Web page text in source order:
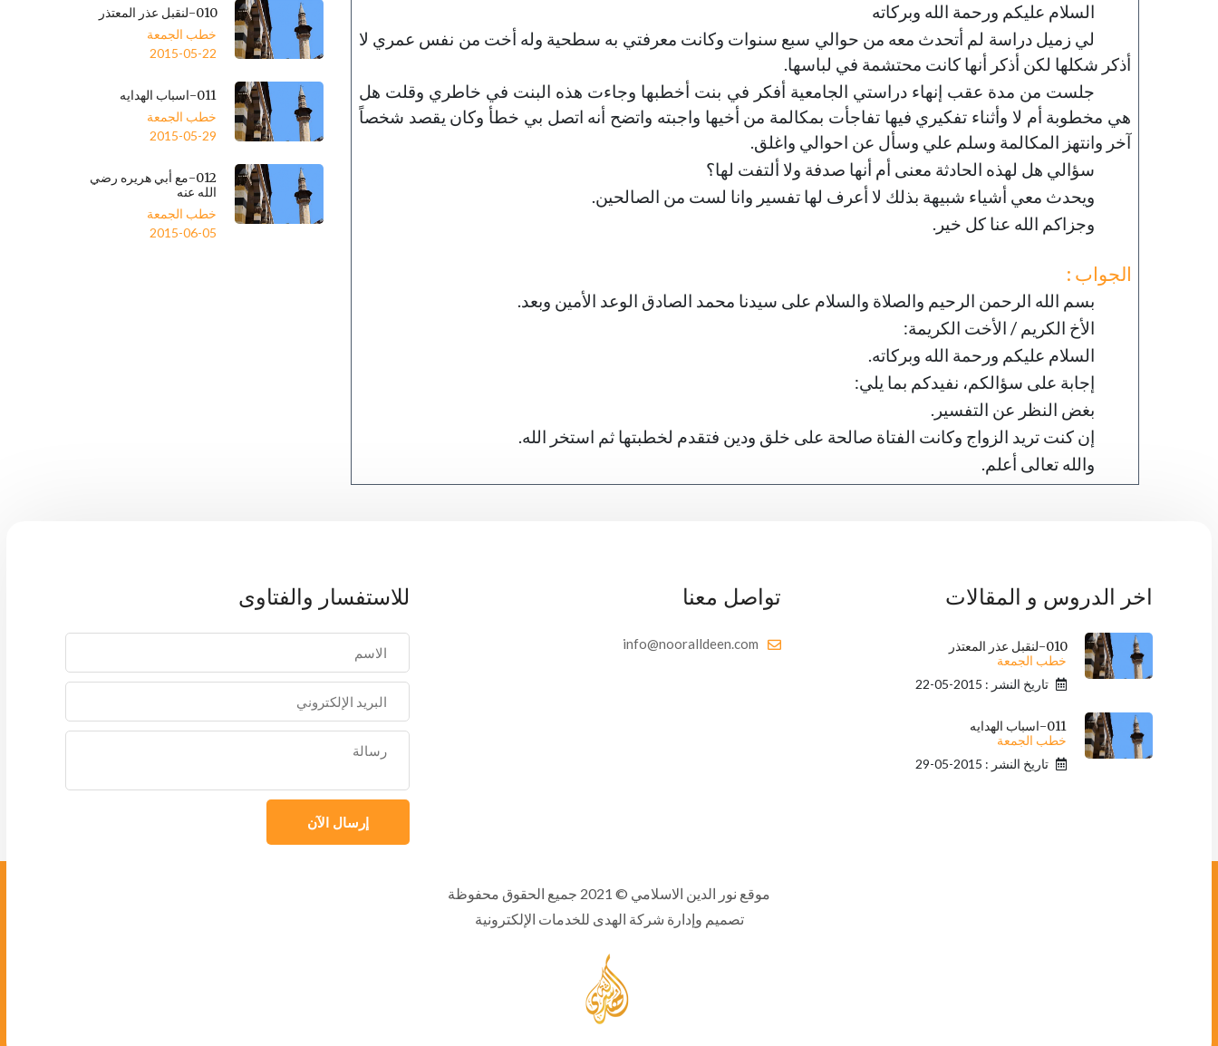
السلام عليكم ورحمة الله وبركاته
لي زميل دراسة لم أتحدث معه من حوالي سبع سنوات وكانت معرفتي به سطحية وله أخت من نفس عمري لا
أذكر شكلها لكن أذكر أنها كانت محتشمة في لباسها.
جلست من مدة عقب إنهاء دراستي الجامعية أفكر في بنت أخطبها وجاءت هذه البنت في خاطري وقلت هل
هي مخطوبة أم لا وأثناء تفكيري فيها تفاجأت بمكالمة من أخيها واجبته واتضح أنه اتصل بي خطأ وكان يقصد شخصاً
آخر وانتهز المكالمة وسلم علي وسأل عن احوالي واغلق.
سؤالي هل لهذه الحادثة معنى أم أنها صدفة ولا ألتفت لها؟
ويحدث معي أشياء شبيهة بذلك لا أعرف لها تفسير وانا لست من الصالحين.
وجزاكم الله عنا كل خير.
الجواب :
بسم الله الرحمن الرحيم والصلاة والسلام على سيدنا محمد الصادق الوعد الأمين وبعد.
الأخ الكريم / الأخت الكريمة:
السلام عليكم ورحمة الله وبركاته.
إجابة على سؤالكم، نفيدكم بما يلي:
بغض النظر عن التفسير.
إن كنت تريد الزواج وكانت الفتاة صالحة على خلق ودين فتقدم لخطبتها ثم استخر الله.
والله تعالى أعلم.
010-لنقبل عذر المعتذر
خطب الجمعة
2015-05-22
011-اسباب الهدايه
خطب الجمعة
2015-05-29
012-مع أبي هريره رضي
الله عنه
خطب الجمعة
2015-06-05
اخر الدروس و المقالات
010-لنقبل عذر المعتذر
خطب الجمعة
تاريخ النشر : 2015-05-22
011-اسباب الهدايه
خطب الجمعة
تاريخ النشر : 2015-05-29
تواصل معنا
info@nooralldeen.com
للاستفسار والفتاوى
إرسال الآن
موقع نور الدين الاسلامي © 2021 جميع الحقوق محفوظة
تصميم وإدارة شركة الهدى للخدمات الإلكترونية